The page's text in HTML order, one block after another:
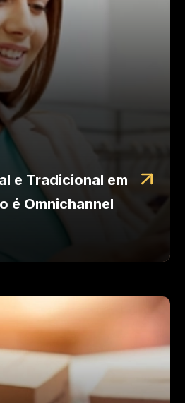
e Tradicional em
é Omnichannel